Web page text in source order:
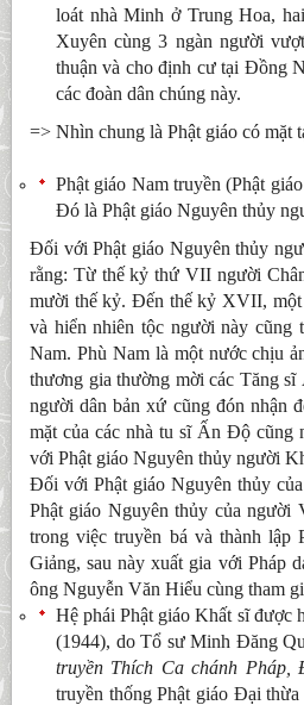
loát nhà Minh ở Trung Hoa,
Xuyên cùng 3 ngàn người
thuận và cho định cư tại Đồng
các đoàn dân chúng này.
=> Nhìn chung là Phật giáo có mặt
Phật giáo Nam truyền (Phật
Đó là Phật giáo Nguyên thủy
Đối với Phật giáo Nguyên thủy
rằng: Từ thế kỷ thứ VII người
mười thế kỷ. Đến thế kỷ XVII, một
và hiển nhiên tộc người này cũng
Nam. Phù Nam là một nước chịu
thương gia thường mời các Tăng
người dân bản xứ cũng đón nhận
mặt của các nhà tu sĩ Ấn Độ cũng
với Phật giáo Nguyên thủy người
Đối với Phật giáo Nguyên thủy
Phật giáo Nguyên thủy của
trong việc truyền bá và thành
Giảng, sau này xuất gia với Pháp
ông Nguyễn Văn Hiểu cùng tham
Hệ phái Phật giáo Khất sĩ được
(1944), do Tổ sư Minh Đăng
truyền Thích Ca chánh
truyền thống Phật giáo Đại